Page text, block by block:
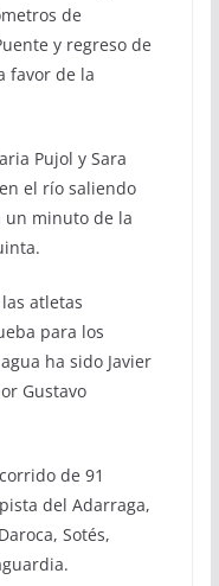
de
y regreso de
favor de la
Pujol y Sara
el río saliendo
un minuto de la
atletas
para los
ha sido Javier
Gustavo
de 91
del Adarraga,
Sotés,